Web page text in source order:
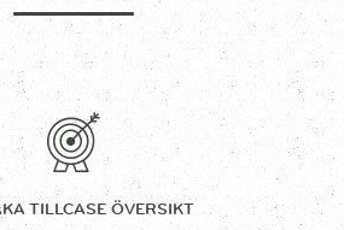
TILLCASE ÖVERSIKT